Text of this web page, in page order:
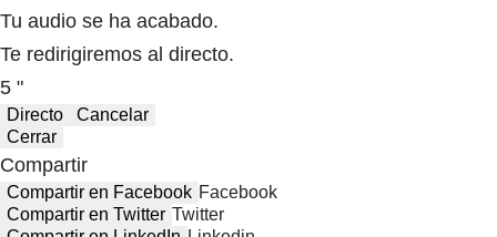
Tu audio se ha acabado.
Te redirigiremos al directo.
5 "
Directo
Cancelar
Cerrar
Compartir
Compartir en Facebook Facebook
Compartir en Twitter Twitter